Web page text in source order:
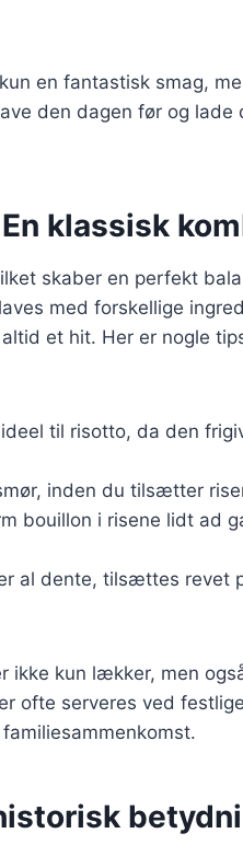
en fantastisk smag,
den dagen før og lade
klassisk
skaber en perfekt
med forskellige
et hit. Her er nogle
til risotto, da den
inden du tilsætter
bouillon i risene lidt ad
al dente, tilsættes revet
ikke kun lækker, men
ofte serveres ved